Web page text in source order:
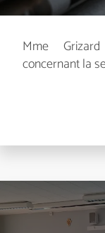
Mme
concernant la